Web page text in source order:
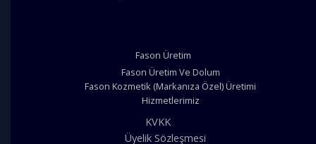
Fason Üretim
Fason Üretim Ve Dolum
Fason Kozmetik (Markanıza Özel) Üretimi
Hizmetlerimiz
KVKK
Üyelik Sözleşmesi